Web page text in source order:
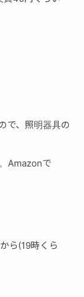
で、照明器具の
Amazonで
ら(19時くら